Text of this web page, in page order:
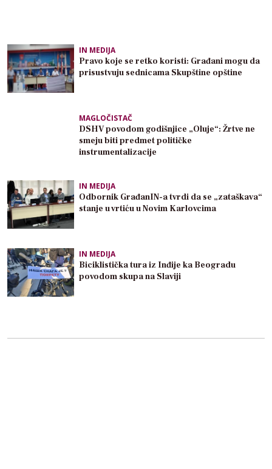
IN MEDIJA
Pravo koje se retko koristi: Građani mogu da
prisustvuju sednicama Skupštine opštine
MAGLOČISTAČ
DSHV povodom godišnjice „Oluje“: Žrtve ne
smeju biti predmet političke
instrumentalizacije
IN MEDIJA
Odbornik GrađanIN-a tvrdi da se „zataškava“
stanje u vrtiću u Novim Karlovcima
IN MEDIJA
Biciklistička tura iz Inđije ka Beogradu
povodom skupa na Slaviji